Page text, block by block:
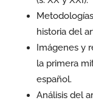
historia del
Imágenes y
la primera
español.
Análisis del